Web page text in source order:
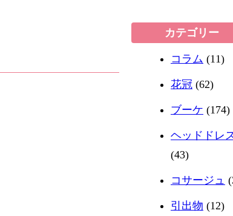
カテゴリー
コラム (11)
花冠 (62)
ブーケ (174)
ヘッドドレ
(43)
コサージュ
引出物 (12)